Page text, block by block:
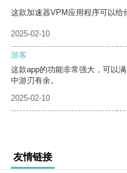
这款加速器VPM应用程序可以给
2025-02-10
游客
这款app的功能非常强大，可以
中游刃有余。
2025-02-10
友情链接